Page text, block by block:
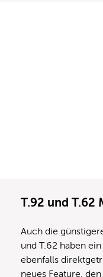
T.92 und T.62
Auch die
und T.62 haben
ebenfalls
neues Feature,